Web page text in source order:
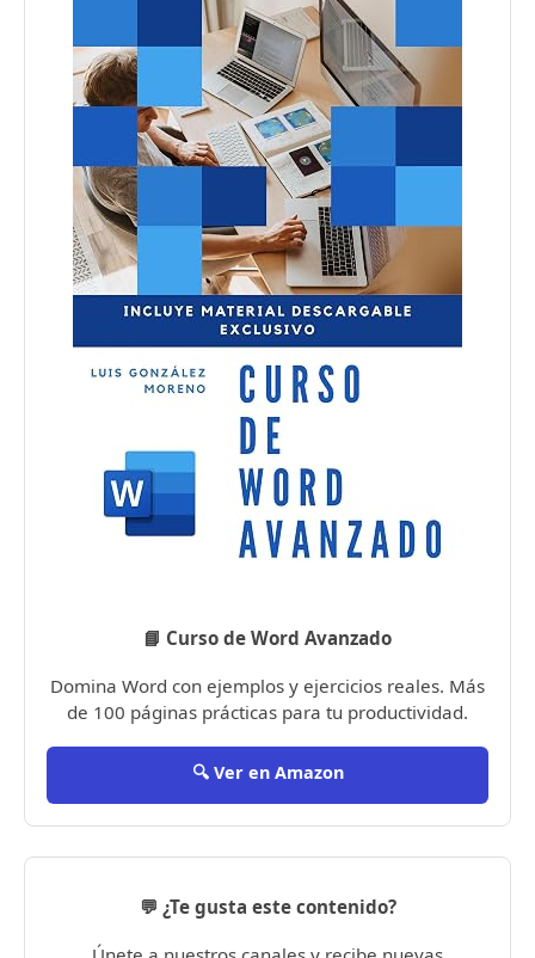
📘 Curso de Word Avanzado
Domina Word con ejemplos y ejercicios reales. Más
de 100 páginas prácticas para tu productividad.
🔍 Ver en Amazon
💬 ¿Te gusta este contenido?